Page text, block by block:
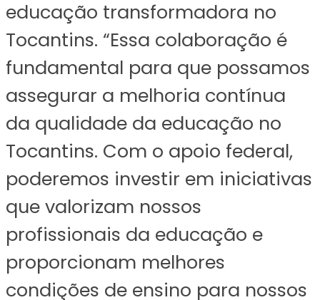
educação transformadora no
Tocantins. “Essa colaboração é
fundamental para que possamos
assegurar a melhoria contínua
da qualidade da educação no
Tocantins. Com o apoio federal,
poderemos investir em iniciativas
que valorizam nossos
profissionais da educação e
proporcionam melhores
condições de ensino para nossos